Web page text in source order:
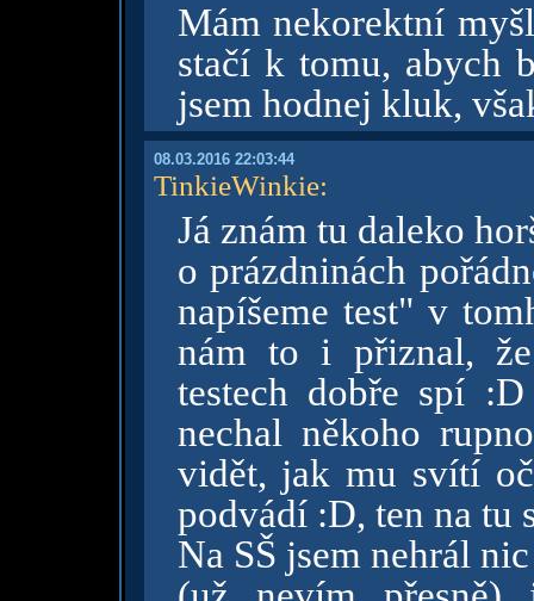
Mám nekorektní
stačí k tomu, abych
jsem hodnej kluk,
08.03.2016 22:03:44
TinkieWinkie:
Já znám tu daleko
o prázdninách
napíšeme test" v
nám to i přiznal,
testech dobře spí
nechal někoho
vidět, jak mu svítí
podvádí :D, ten na tu
Na SŠ jsem nehrál